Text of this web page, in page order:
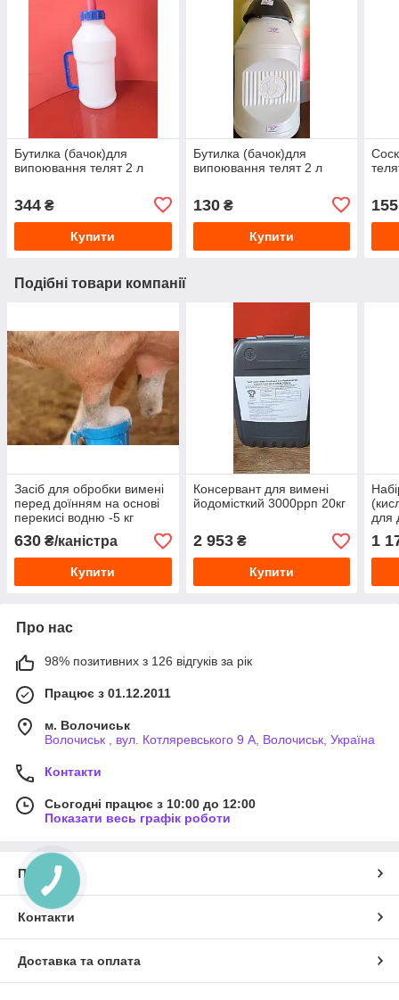
Бутилка (бачок)для
випоювання телят 2 л
344 ₴
Купити
Бутилка (бачок)для
випоювання телят 2 л
130₴
Купити
155
Подібні товари компанії
Засіб для обробки вимені
перед доїнням на основі
перекисі водню -5 кг
630 ₴/каністра
Купити
Консервант для вимені
йодомісткий 3000ррп 20кг
2 953₴
Купити
для
1
Про нас
98% позитивних з 126 відгуків за рік
Працює з 01.12.2011
м. Волочиськ
Волочиськ , вул. Котляревського 9 А, Волочиськ, Україна
Контакти
Сьогодні працює з 10:00 до 12:00
Показати весь графік роботи
Про нас
Контакти
Доставка та оплата